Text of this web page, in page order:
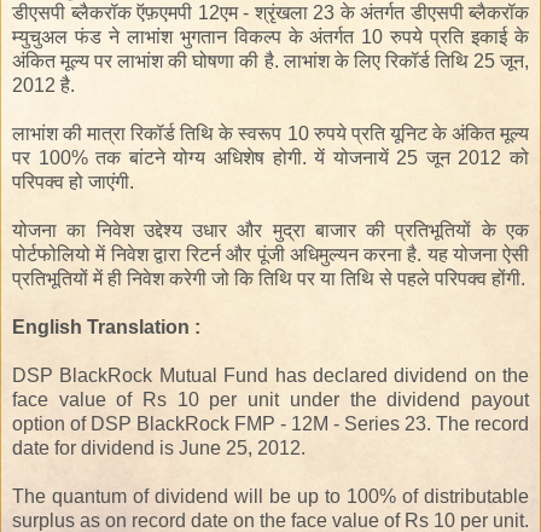
डीएसपी ब्लैकरॉक ऍफ़एमपी 12एम- श्रृंखला 23 के अंतर्गत डीएसपी ब्लैकरॉक
म्युचुअल फंडनेलाभांश भुगतान विकल्प के अंतर्गत 10 रुपयेप्रति इकाई के
अंकित मूल्य पर लाभांश की घोषणा की है. लाभांश के लिए रिकॉर्ड तिथि 25 जून,
2012 है.
लाभांश की मात्रा रिकॉर्ड तिथि के स्वरूप 10 रुपये प्रति यूनिट के अंकित मूल्य
पर 100% तक बांटने योग्य अधिशेष होगी. यें योजनायें 25 जून 2012 को
परिपक्व हो जाएंगी.
योजना का निवेश उद्देश्यउधार और मुद्रा बाजार की प्रतिभूतियों के एक
पोर्टफोलियो में निवेश द्वारा रिटर्न और पूंजी अधिमुल्यन करनाहै. यहयोजना ऐसी
प्रतिभूतियों में ही निवेश करेगी जो कितिथि पर या तिथि से पहलेपरिपक्व होंगी.
English Translation :
DSP BlackRock Mutual Fund has declared dividend on the
face value of Rs 10 per unit under the dividend payout
option of DSP BlackRock FMP - 12M - Series 23. The record
date for dividend is June 25, 2012.
The quantum of dividend will be up to 100% of distributable
surplus as on record date on the face value of Rs 10 per unit.